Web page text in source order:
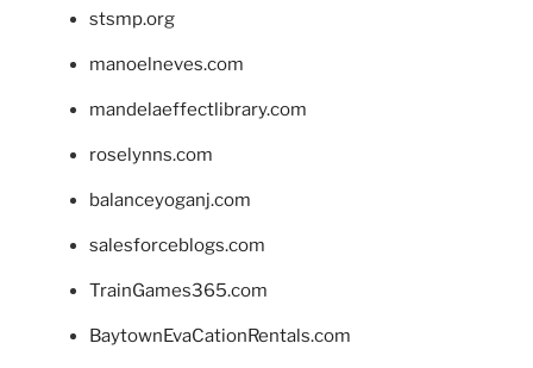
stsmp.org
manoelneves.com
mandelaeffectlibrary.com
roselynns.com
balanceyoganj.com
salesforceblogs.com
TrainGames365.com
BaytownEvaCationRentals.com